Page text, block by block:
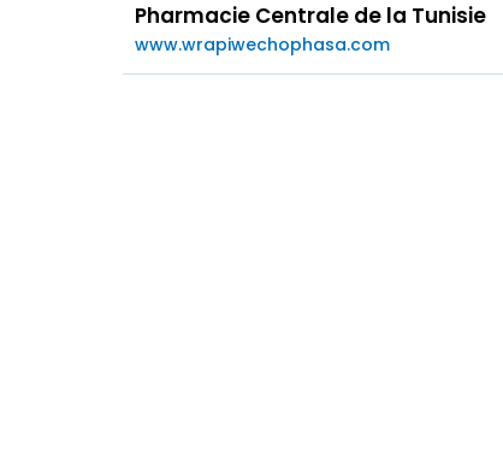
Pharmacie Centrale de la Tunisie
www.wrapiwechophasa.com